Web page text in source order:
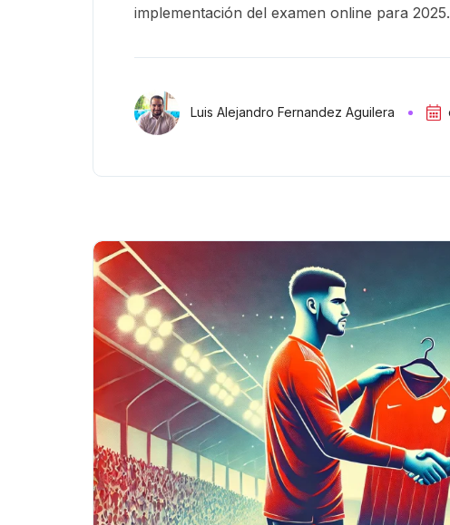
implementación del examen online para 2025.
Luis Alejandro Fernandez Aguilera